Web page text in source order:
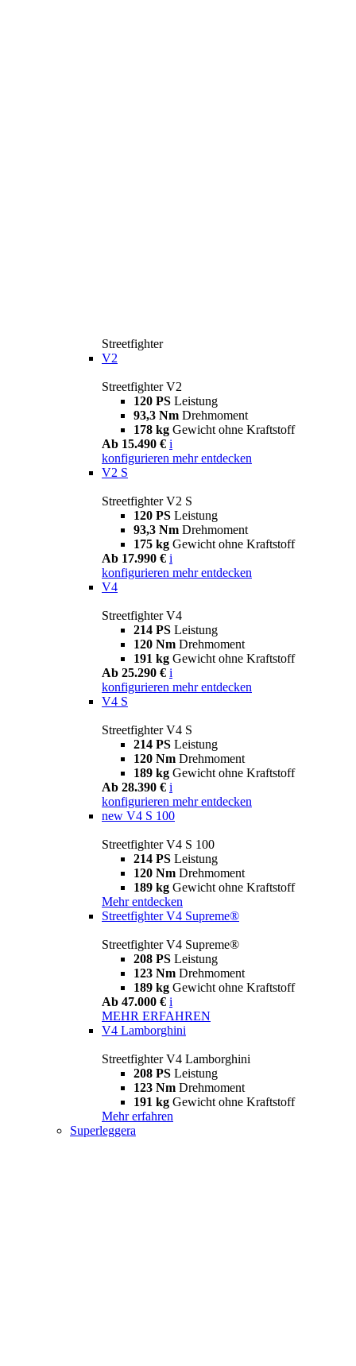
Streetfighter
V2
Streetfighter V2
120 PS Leistung
93,3 Nm Drehmoment
178 kg Gewicht ohne Kraftstoff
Ab 15.490 € i
konfigurieren mehr entdecken
V2 S
Streetfighter V2 S
120 PS Leistung
93,3 Nm Drehmoment
175 kg Gewicht ohne Kraftstoff
Ab 17.990 € i
konfigurieren mehr entdecken
V4
Streetfighter V4
214 PS Leistung
120 Nm Drehmoment
191 kg Gewicht ohne Kraftstoff
Ab 25.290 € i
konfigurieren mehr entdecken
V4 S
Streetfighter V4 S
214 PS Leistung
120 Nm Drehmoment
189 kg Gewicht ohne Kraftstoff
Ab 28.390 € i
konfigurieren mehr entdecken
new V4 S 100
Streetfighter V4 S 100
214 PS Leistung
120 Nm Drehmoment
189 kg Gewicht ohne Kraftstoff
Mehr entdecken
Streetfighter V4 Supreme®
Streetfighter V4 Supreme®
208 PS Leistung
123 Nm Drehmoment
189 kg Gewicht ohne Kraftstoff
Ab 47.000 € i
MEHR ERFAHREN
V4 Lamborghini
Streetfighter V4 Lamborghini
208 PS Leistung
123 Nm Drehmoment
191 kg Gewicht ohne Kraftstoff
Mehr erfahren
Superleggera